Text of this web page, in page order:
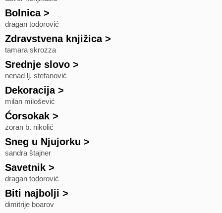
Bolnica>
dragan todorović
Zdravstvena knjižica>
tamara skrozza
Srednje slovo >
nenad lj. stefanović
Dekoracija>
milan milošević
Ćorsokak >
zoran b. nikolić
Sneg u Njujorku >
sandra štajner
Savetnik >
dragan todorović
Biti najbolji >
dimitrije boarov